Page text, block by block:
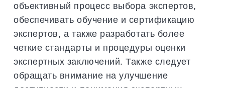
объективный процесс выбора экспертов,
обеспечивать обучение и сертификацию
экспертов, а также разработать более
четкие стандарты и процедуры оценки
экспертных заключений. Также следует
обращать внимание на улучшение